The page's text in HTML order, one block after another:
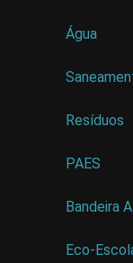
Água
Resíduos
PAES
Bandeira
Eco-